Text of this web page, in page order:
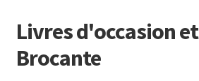
Aller
à
la
Aller
au
contenu
Livres d'occasion et
Brocante